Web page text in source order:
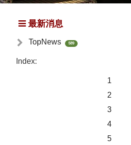
最新消息
TopNews 589
Index:
1
2
3
4
5